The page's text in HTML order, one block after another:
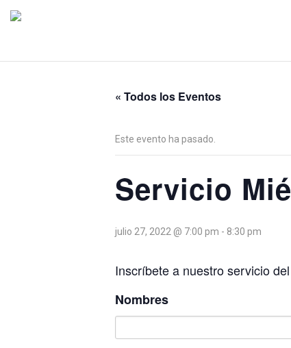
« Todos los Eventos
Este evento ha pasado.
Servicio
julio 27, 2022 @ 7:00 pm - 8:30 pm
Inscríbete a nuestro servicio
Nombres